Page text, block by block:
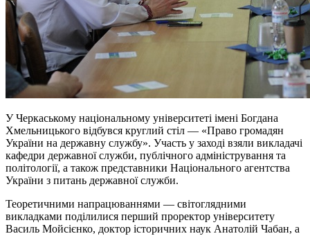
У Черкаському національному університеті імені Богдана
Хмельницького відбувся круглий стіл — «Право громадян
України на державну службу». Участь у заході взяли викладачі
кафедри державної служби, публічного адміністрування та
політології, а також представники Національного агентства
України з питань державної служби.
Теоретичними напрацюваннями — світоглядними
викладками поділилися перший проректор університету
Василь Мойсієнко, доктор історичних наук Анатолій Чабан, а